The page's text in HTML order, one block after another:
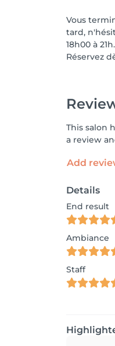
Vous
tard,
18h00 à
Réservez
This salon
a review
Add
Details
End result
Ambiance
Staff